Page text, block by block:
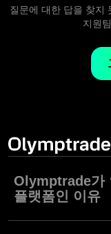
질문에 대한 답을 찾지
지원
Olymptrade가
플랫폼인 이유